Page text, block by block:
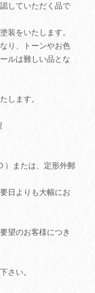
していただく品で
装をいたします。
り、トーンやお色
ルは難しい品とな
します。
）または、定形外郵
日よりも大幅にお
望のお客様につき
さい。